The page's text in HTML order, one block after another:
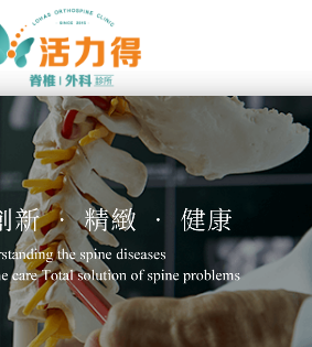
術_衛教專區 |
外科診所